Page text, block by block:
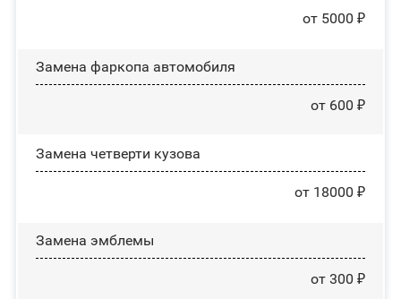
от 5000 ₽
Замена фаркопа автомобиля
от 600 ₽
Замена четверти кузова
от 18000 ₽
Замена эмблемы
от 300 ₽